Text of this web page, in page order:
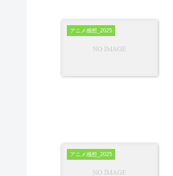
アニメ感想_2025
アニメ感想_2025